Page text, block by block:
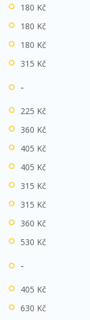
180 Kč
180 Kč
180 Kč
315 Kč
-
225 Kč
360 Kč
405 Kč
405 Kč
315 Kč
315 Kč
360 Kč
530 Kč
-
405 Kč
630 Kč